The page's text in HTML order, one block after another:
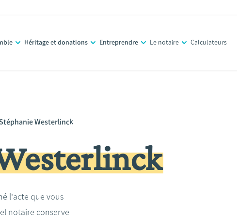
Héritage et donations Entreprendre Le notaire Calculateurs
Westerlinck
l'acte que vous
notaire conserve